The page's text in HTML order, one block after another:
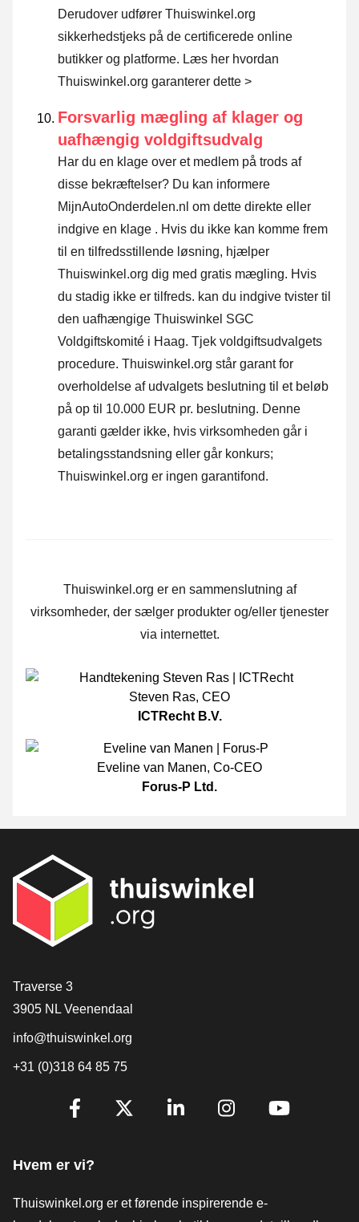
Derudover udfører Thuiswinkel.org
sikkerhedstjeks på de certificerede online
butikker og platforme. Læs her hvordan
Thuiswinkel.org garanterer dette >
Forsvarlig mægling af klager og
uafhængig voldgiftsudvalg
Har du en klage over et medlem på trods af
disse bekræftelser? Du kan informere
MijnAutoOnderdelen.nl om dette direkte eller
indgive en klage . Hvis du ikke kan komme frem
til en tilfredsstillende løsning, hjælper
Thuiswinkel.org dig med gratis mægling. Hvis
du stadig ikke er tilfreds. kan du indgive tvister til
den uafhængige Thuiswinkel SGC
Voldgiftskomité i Haag. Tjek voldgiftsudvalgets
procedure. Thuiswinkel.org står garant for
overholdelse af udvalgets beslutning til et beløb
på op til 10.000 EUR pr. beslutning. Denne
garanti gælder ikke, hvis virksomheden går i
betalingsstandsning eller går konkurs;
Thuiswinkel.org er ingen garantifond.
Thuiswinkel.org er en sammenslutning af
virksomheder, der sælger produkter og/eller tjenester
via internettet.
Steven Ras, CEO
ICTRecht B.V.
Eveline van Manen, Co-CEO
Forus-P Ltd.
[_General:Contact]
Traverse 3
3905 NL Veenendaal
info@thuiswinkel.org
+31 (0)318 64 85 75
[_General:SocialMediaTitle]
Hvem er vi?
Thuiswinkel.org er et førende inspirerende e-